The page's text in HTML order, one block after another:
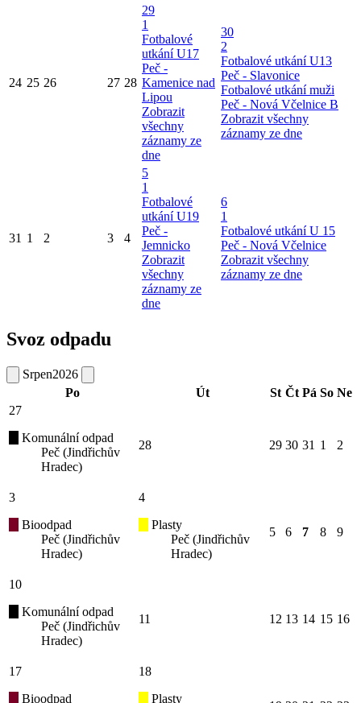
24 25 26 27 28
29
1
Fotbalové
utkání U17
Peč -
Kamenice nad
Lipou
Zobrazit
všechny
záznamy ze
dne
30
2
Fotbalové utkání U13
Peč - Slavonice
Fotbalové utkání muži
Peč - Nová Včelnice B
Zobrazit všechny
záznamy ze dne
31 1 2 3 4
5
1
Fotbalové
utkání U19
Peč -
Jemnicko
Zobrazit
všechny
záznamy ze
dne
6
1
Fotbalové utkání U 15
Peč - Nová Včelnice
Zobrazit všechny
záznamy ze dne
Svoz odpadu
Srpen2026
Po
Út St Čt Pá So Ne
27
Komunální odpad
Peč (Jindřichův
Hradec)
28 29 30 31 1 2
3
Bioodpad
Peč (Jindřichův
Hradec)
4
Plasty
Peč (Jindřichův
Hradec)
5 6 7 8 9
10
Komunální odpad
Peč (Jindřichův
Hradec)
11 12 13 14 15 16
17
Bioodpad
18
Plasty